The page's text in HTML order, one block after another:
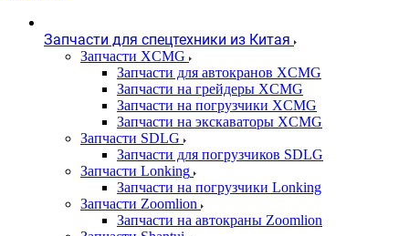
Запчасти для спецтехники из Китая
Запчасти XCMG
Запчасти для автокранов XCMG
Запчасти на грейдеры XCMG
Запчасти на погрузчики XCMG
Запчасти на экскаваторы XCMG
Запчасти SDLG
Запчасти для погрузчиков SDLG
Запчасти Lonking
Запчасти на погрузчики Lonking
Запчасти Zoomlion
Запчасти на автокраны Zoomlion